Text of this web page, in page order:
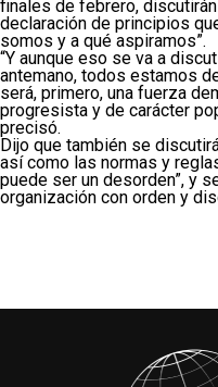
finales de febrero,
declaración de principios
somos y a qué aspiramos”.
“Y aunque eso se va a
antemano, todos estamos
será, primero, una fuerza
progresista y de carácter
precisó.
Dijo que también se
así como las normas y
puede ser un desorden”, y
organización con orden y